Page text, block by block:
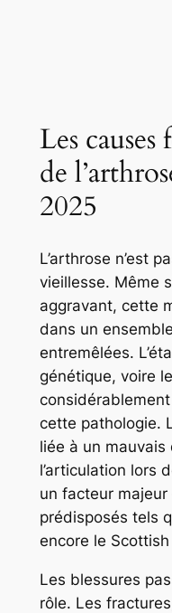
Les
de
2025
L’arthrose n’est
vieillesse. Même
aggravant, cette
dans un
entremêlées.
génétique, voire
cette pathologie.
liée à un
l’articulation lors
un facteur
prédisposés tels
encore le Scottish
Les blessures
rôle. Les